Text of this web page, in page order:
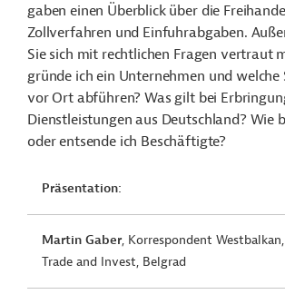
gaben einen Überblick über die
Zollverfahren und Einfuhrabgaben.
Sie sich mit rechtlichen Fragen vertraut
gründe ich ein Unternehmen und welche
vor Ort abführen? Was gilt bei
Dienstleistungen aus Deutschland? Wie
oder entsende ich Beschäftigte?
Präsentation:
Martin Gaber, Korrespondent
Trade and Invest, Belgrad